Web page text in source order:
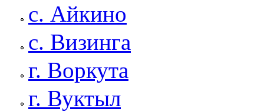
с. Айкино
с. Визинга
г. Воркута
г. Вуктыл